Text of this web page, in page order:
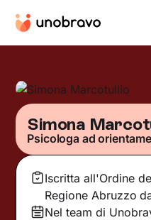
Simona
Psicologa ad
Iscritta all'Ordine
Regione Abruzzo
Nel team di